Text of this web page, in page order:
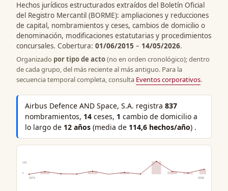
Hechos jurídicos estructurados extraídos del Boletín Oficial
del Registro Mercantil (BORME): ampliaciones y reducciones
de capital, nombramientos y ceses, cambios de domicilio o
denominación, modificaciones estatutarias y procedimientos
concursales. Cobertura: 01/06/2015 – 14/05/2026.
Organizado por tipo de acto(no en orden cronológico); dentro
de cada grupo, del más reciente al más antiguo. Para la
secuencia temporal completa, consulta Eventos corporativos.
Airbus Defence AND Space, S.A. registra837
nombramientos, 14 ceses, 1 cambio de domicilio a
lo largo de 12 años (media de 114,6 hechos/año) .
588
0
2015
2026